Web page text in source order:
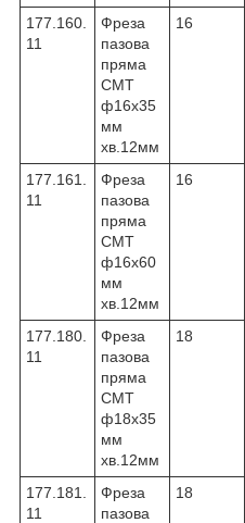
177.160.
11
Фреза
пазова
пряма
CMT
ф16х35
мм
хв.12мм
16
177.161.
11
Фреза
пазова
пряма
CMT
ф16х60
мм
хв.12мм
16
177.180.
11
Фреза
пазова
пряма
CMT
ф18х35
мм
хв.12мм
18
177.181.
11
Фреза
пазова
18